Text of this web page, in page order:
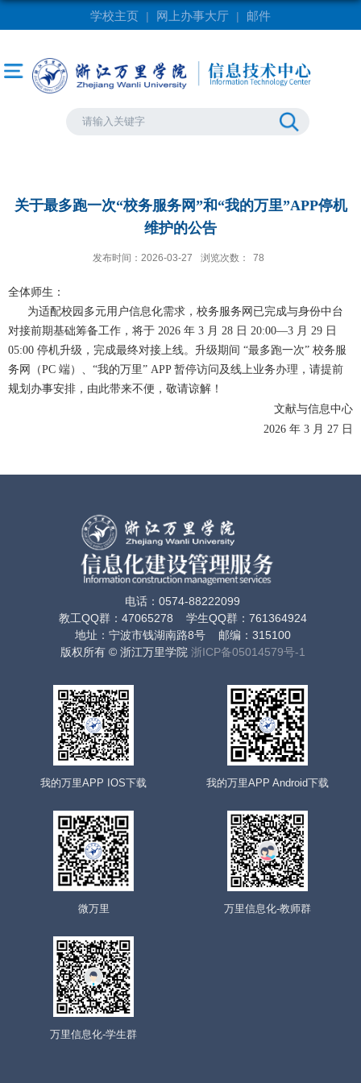
学校主页 | 网上办事大厅 | 邮件
关于最多跑一次“校务服务网”和“我的万里”APP停机
维护的公告
发布时间：2026-03-27 浏览次数： 78
全体师生：
为适配校园多元用户信息化需求，校务服务网已完成与身份中台
对接前期基础筹备工作，将于 2026 年 3 月 28 日 20:00—3 月 29 日
05:00 停机升级，完成最终对接上线。升级期间 “最多跑一次” 校务服
务网（PC 端）、“我的万里” APP 暂停访问及线上业务办理，请提前
规划办事安排，由此带来不便，敬请谅解！
文献与信息中心
2026 年 3 月 27 日
电话：0574-88222099
教工QQ群：47065278 学生QQ群：761364924
地址：宁波市钱湖南路8号 邮编：315100
版权所有 © 浙江万里学院 浙ICP备05014579号-1
我的万里APP IOS下载 我的万里APP Android下载
微万里 万里信息化-教师群
万里信息化-学生群